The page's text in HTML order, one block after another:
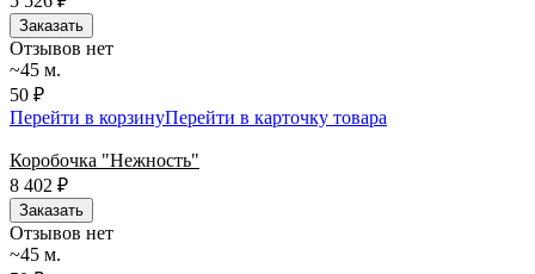
Заказать
Отзывов нет
~45 м.
50 ₽
Перейти в корзинуПерейти в карточку товара
Коробочка "Нежность"
8 402 ₽
Заказать
Отзывов нет
~45 м.